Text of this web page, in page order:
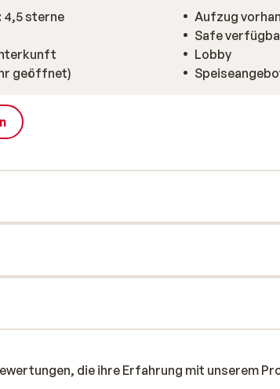
sterne
geöffnet)
Aufzug
Safe
Lobby
die ihre Erfahrung mit unserem